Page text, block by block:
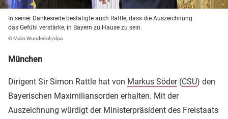
In seiner Dankesrede bestätigte auch Rattle, dass die Auszeichnung
das Gefühl verstärke, in Bayern zu Hause zu sein.
© Malin Wunderlich/dpa
München
Dirigent Sir Simon Rattle hat von Markus Söder(CSU) den
Bayerischen Maximiliansorden erhalten. Mit der
Auszeichnung würdigt der Ministerpräsident des Freistaats